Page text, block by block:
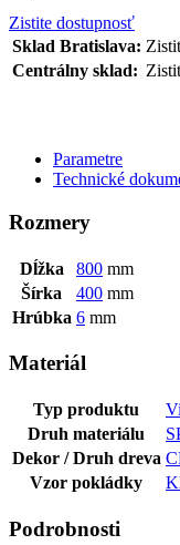
Zistite dostupnosť
Sklad Bratislava:
Centrálny sklad:
Parametre
Technické
Rozmery
Dĺžka 800 mm
Šírka
400 mm
Hrúbka 6 mm
Materiál
Typ produktu
Druh materiálu
Dekor / Druh dreva
Vzor pokládky
Podrobnosti